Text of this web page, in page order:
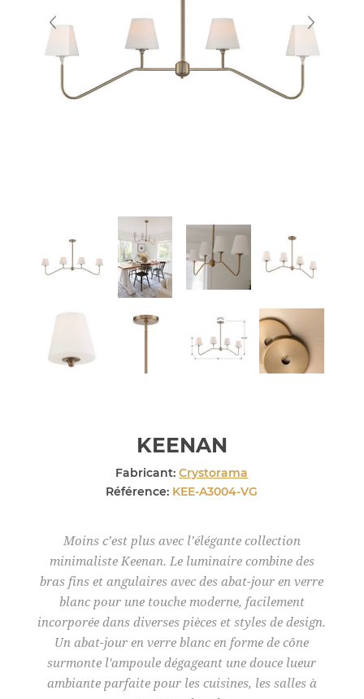
KEENAN
Fabricant: Crystorama
Référence: KEE-A3004-VG
Moins c’est plus avec l’élégante collection
minimaliste Keenan. Le luminaire combine des
bras fins et angulaires avec des abat-jour en verre
blanc pour une touche moderne, facilement
incorporée dans diverses pièces et styles de design.
Un abat-jour en verre blanc en forme de cône
surmonte l'ampoule dégageant une douce lueur
ambiante parfaite pour les cuisines, les salles à